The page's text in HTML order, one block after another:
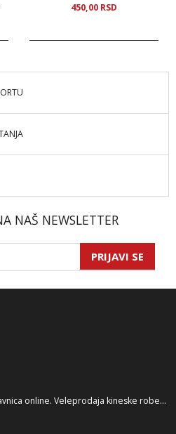
450,00 RSD
NAŠ NEWSLETTER
PRIJAVI SE
online. Veleprodaja kineske robe...